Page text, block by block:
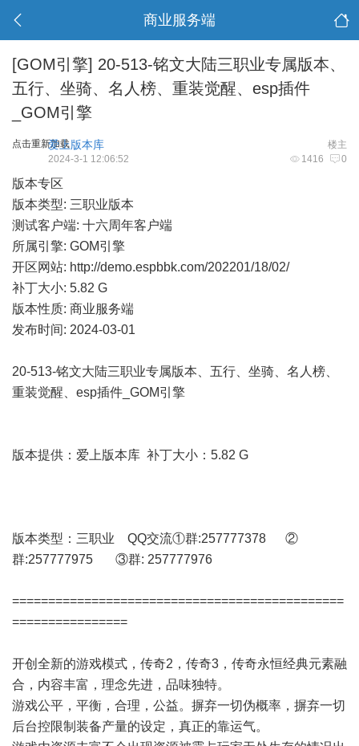
商业服务端
[GOM引擎] 20-513-铭文大陆三职业专属版本、
五行、坐骑、名人榜、重装觉醒、esp插件
_GOM引擎
点击重新加载 楼主
爱上版本库
1416 0
2024-3-1 12:06:52
版本专区
版本类型: 三职业版本
测试客户端: 十六周年客户端
所属引擎: GOM引擎
开区网站: http://demo.espbbk.com/202201/18/02/
补丁大小: 5.82 G
版本性质: 商业服务端
发布时间: 2024-03-01
20-513-铭文大陆三职业专属版本、五行、坐骑、名人榜、
重装觉醒、esp插件_GOM引擎
版本提供：爱上版本库 补丁大小：5.82 G
版本类型：三职业 QQ交流①群:257777378 ②
群:257777975 ③群: 257777976
==============================================
================
开创全新的游戏模式，传奇2，传奇3，传奇永恒经典元素融
合，内容丰富，理念先进，品味独特。
游戏公平，平衡，合理，公益。摒弃一切伪概率，摒弃一切
后台控限制装备产量的设定，真正的靠运气。